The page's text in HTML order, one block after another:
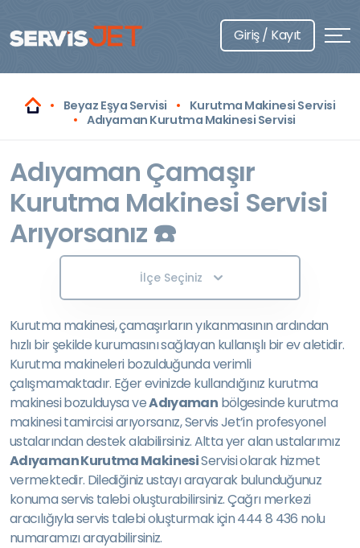
Giriş / Kayıt
Beyaz Eşya Servisi
Kurutma Makinesi Servisi
Adıyaman Kurutma Makinesi Servisi
Adıyaman Çamaşır
Kurutma Makinesi Servisi
Arıyorsanız ☎️
İlçe Seçiniz
Kurutma makinesi, çamaşırların yıkanmasının ardından
hızlı bir şekilde kurumasını sağlayan kullanışlı bir ev aletidir.
Kurutma makineleri bozulduğunda verimli
çalışmamaktadır. Eğer evinizde kullandığınız kurutma
makinesi bozulduysa veAdıyaman bölgesinde kurutma
makinesi tamircisi arıyorsanız, Servis Jet’in profesyonel
ustalarından destek alabilirsiniz. Altta yer alan ustalarımız
Adıyaman Kurutma MakinesiServisi olarak hizmet
vermektedir. Dilediğiniz ustayı arayarak bulunduğunuz
konuma servis talebi oluşturabilirsiniz. Çağrı merkezi
aracılığıyla servis talebi oluşturmak için 444 8 436 nolu
numaramızı arayabilirsiniz.